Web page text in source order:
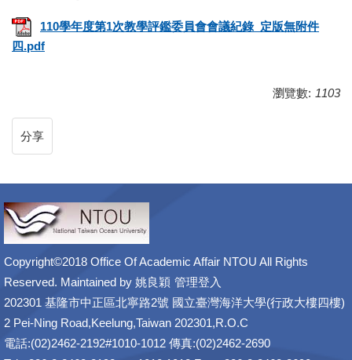
110學年度第1次教學評鑑委員會會議紀錄_定版無附件
四.pdf
瀏覽數: 1103
分享
Copyright©2018 Office Of Academic Affair NTOU All Rights
Reserved. Maintained by 姚良穎 管理登入
202301 基隆市中正區北寧路2號 國立臺灣海洋大學(行政大樓四樓)
2 Pei-Ning Road,Keelung,Taiwan 202301,R.O.C
電話:(02)2462-2192#1010-1012 傳真:(02)2462-2690